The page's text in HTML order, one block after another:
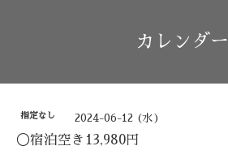
カレンダー
指定なし 2024-06-12 (水)
◯宿泊空き13,980円